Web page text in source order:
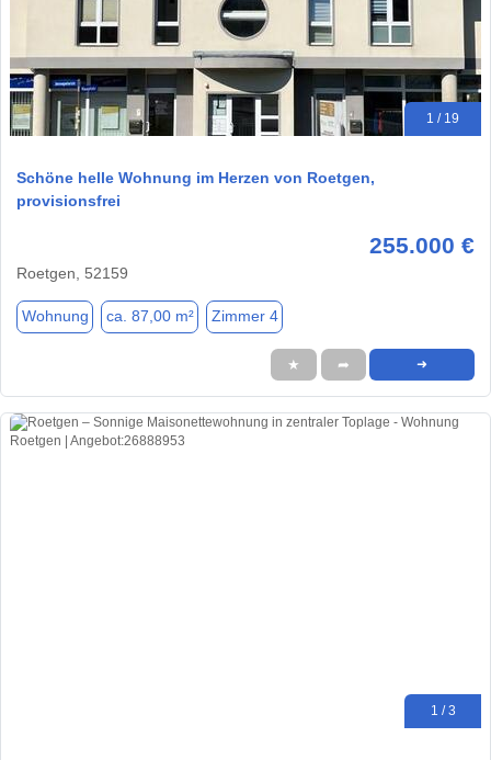
1 / 19
Schöne helle Wohnung im Herzen von Roetgen,
provisionsfrei
255.000 €
Roetgen, 52159
Wohnung ca. 87,00 m² Zimmer 4
★ ➦ ➜
1 / 3